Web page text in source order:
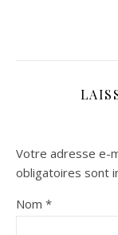
Votre adresse e-
obligatoires sont
Nom *